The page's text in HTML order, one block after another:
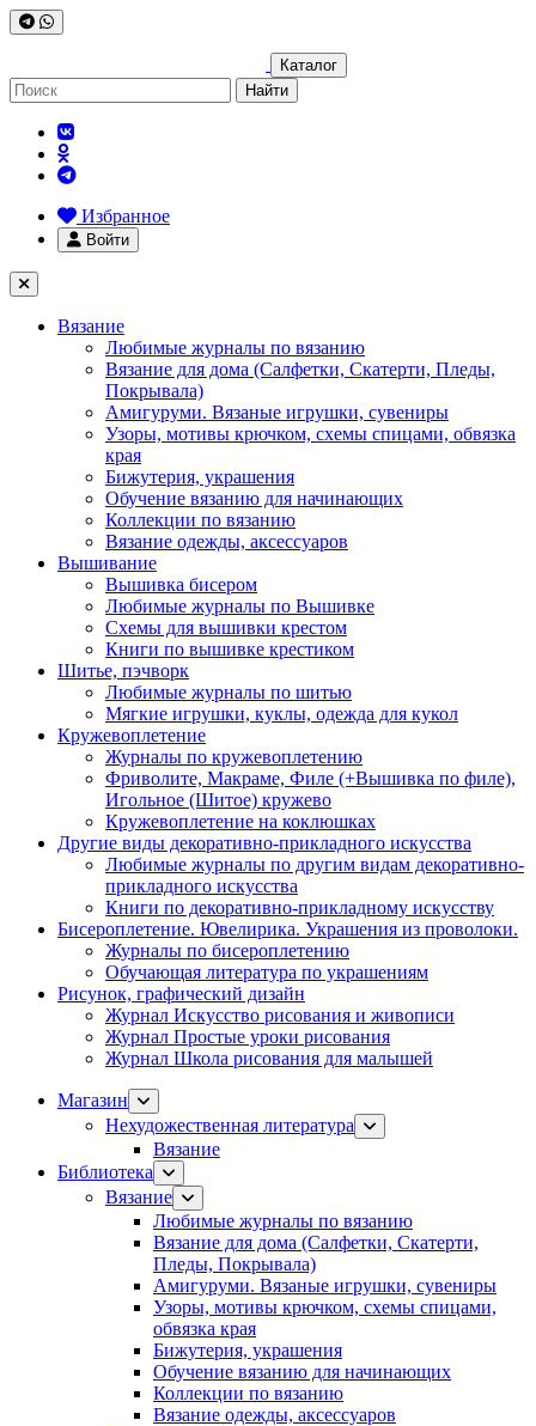
Каталог
Найти
Избранное
Войти
Вязание
Любимые журналы по вязанию
Вязание для дома (Салфетки, Скатерти, Пледы,
Покрывала)
Амигуруми. Вязаные игрушки, сувениры
Узоры, мотивы крючком, схемы спицами, обвязка
края
Бижутерия, украшения
Обучение вязанию для начинающих
Коллекции по вязанию
Вязание одежды, аксессуаров
Вышивание
Вышивка бисером
Любимые журналы по Вышивке
Схемы для вышивки крестом
Книги по вышивке крестиком
Шитье, пэчворк
Любимые журналы по шитью
Мягкие игрушки, куклы, одежда для кукол
Кружевоплетение
Журналы по кружевоплетению
Фриволите, Макраме, Филе (+Вышивка по филе),
Игольное (Шитое) кружево
Кружевоплетение на коклюшках
Другие виды декоративно-прикладного искусства
Любимые журналы по другим видам декоративно-
прикладного искусства
Книги по декоративно-прикладному искусству
Бисероплетение. Ювелирика. Украшения из проволоки.
Журналы по бисероплетению
Обучающая литература по украшениям
Рисунок, графический дизайн
Журнал Искусство рисования и живописи
Журнал Простые уроки рисования
Журнал Школа рисования для малышей
Магазин
Нехудожественная литература
Вязание
Библиотека
Вязание
Любимые журналы по вязанию
Вязание для дома (Салфетки, Скатерти,
Пледы, Покрывала)
Амигуруми. Вязаные игрушки, сувениры
Узоры, мотивы крючком, схемы спицами,
обвязка края
Бижутерия, украшения
Обучение вязанию для начинающих
Коллекции по вязанию
Вязание одежды, аксессуаров